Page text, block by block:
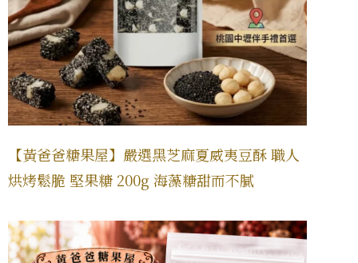
【黃爸爸糖果屋】嚴選黑芝麻夏威夷豆酥 職人
烘烤鬆脆 堅果糖 200g 海藻糖甜而不膩